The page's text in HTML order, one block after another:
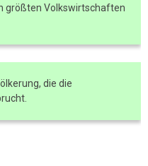
größten Volkswirtschaften
die die